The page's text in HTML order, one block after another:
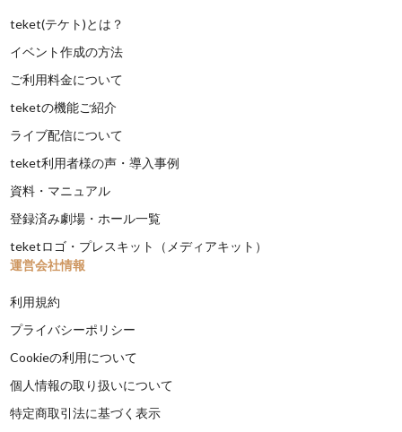
teket(テケト)とは？
イベント作成の方法
ご利用料金について
teketの機能ご紹介
ライブ配信について
teket利用者様の声・導入事例
資料・マニュアル
登録済み劇場・ホール一覧
teketロゴ・プレスキット（メディアキット）
運営会社情報
利用規約
プライバシーポリシー
Cookieの利用について
個人情報の取り扱いについて
特定商取引法に基づく表示